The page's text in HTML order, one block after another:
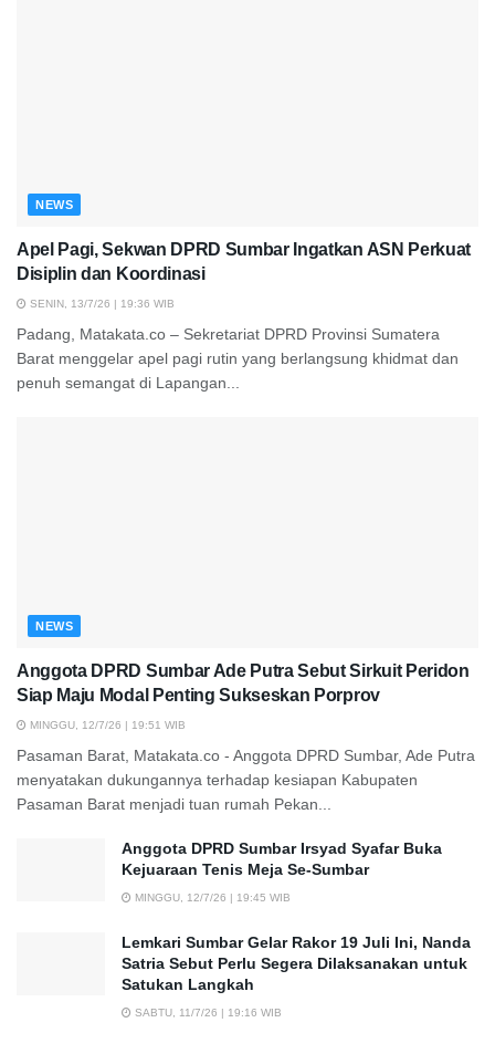
NEWS
Apel Pagi, Sekwan DPRD Sumbar Ingatkan ASN Perkuat
Disiplin dan Koordinasi
SENIN, 13/7/26 | 19:36 WIB
Padang, Matakata.co – Sekretariat DPRD Provinsi Sumatera
Barat menggelar apel pagi rutin yang berlangsung khidmat dan
penuh semangat di Lapangan...
NEWS
Anggota DPRD Sumbar Ade Putra Sebut Sirkuit Peridon
Siap Maju Modal Penting Sukseskan Porprov
MINGGU, 12/7/26 | 19:51 WIB
Pasaman Barat, Matakata.co - Anggota DPRD Sumbar, Ade Putra
menyatakan dukungannya terhadap kesiapan Kabupaten
Pasaman Barat menjadi tuan rumah Pekan...
Anggota DPRD Sumbar Irsyad Syafar Buka
Kejuaraan Tenis Meja Se-Sumbar
MINGGU, 12/7/26 | 19:45 WIB
Lemkari Sumbar Gelar Rakor 19 Juli Ini, Nanda
Satria Sebut Perlu Segera Dilaksanakan untuk
Satukan Langkah
SABTU, 11/7/26 | 19:16 WIB